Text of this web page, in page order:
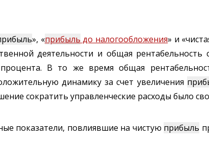
», «прибыль до налогообложения» и
деятельности и общая
В то же время общая
динамику за счет увеличения
сократить управленческие расходы было
показатели, повлиявшие на чистую прибыль